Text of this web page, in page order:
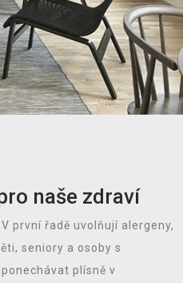
naše zdraví
první řadě uvolňují alergeny,
seniory a osoby s
plísně v